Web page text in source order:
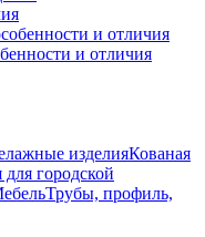
и отличия
изделияКованая
для городской
Трубы, профиль,